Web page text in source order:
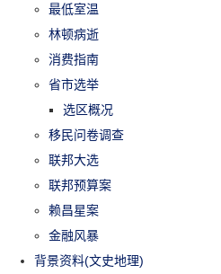
最低室温
林顿病逝
消费指南
省市选举
选区概况
移民问卷调查
联邦大选
联邦预算案
赖昌星案
金融风暴
背景资料(文史地理)